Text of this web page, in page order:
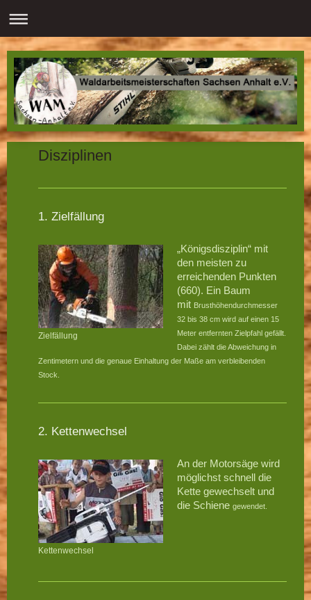
Disziplinen
1. Zielfällung
Zielfällung
„Königsdisziplin“ mit
den meisten zu
erreichenden Punkten
(660). Ein Baum
mit Brusthöhendurchmesser
32 bis 38 cm wird auf einen 15
Meter entfernten Zielpfahl gefällt.
Dabei zählt die Abweichung in
Zentimetern und die genaue Einhaltung der Maße am verbleibenden
Stock.
2. Kettenwechsel
Kettenwechsel
An der Motorsäge wird
möglichst schnell die
Kette gewechselt und
die Schiene gewendet.